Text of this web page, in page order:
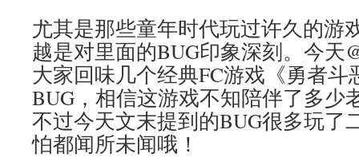
尤其是那些童年时代玩过许久的游
越是对里面的BUG印象深刻。今天
大家回味几个经典FC游戏《勇者斗
BUG，相信这游戏不知陪伴了多少
不过今天文末提到的BUG很多玩了
怕都闻所未闻哦！